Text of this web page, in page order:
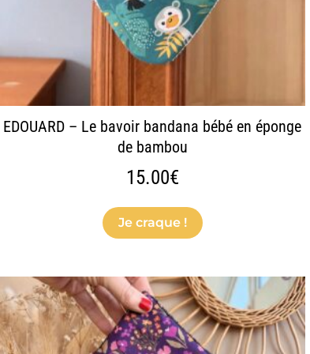
EDOUARD – Le bavoir bandana bébé en éponge
de bambou
15.00€
Je craque !
sur
Ce
produit
a
plusieurs